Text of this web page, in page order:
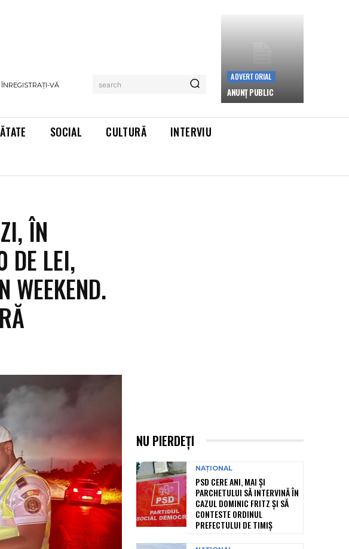
VĂ search
ADVERTORIAL
ANUNȚ PUBLIC
SOCIAL CULTURĂ
INTERVIU
ÎN
DE LEI,
WEEKEND.
NU PIERDEȚI
NAȚIONAL
PSD CERE ANI, MAI ȘI
PARCHETULUI SĂ INTERVINĂ ÎN
CAZUL DOMINIC FRITZ ȘI SĂ
CONTESTE ORDINUL
PREFECTULUI DE TIMIȘ